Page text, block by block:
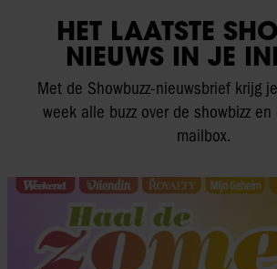
HET LAATSTE
NIEUWS IN JE
Met de Showbuzz-nieuwsbrief krijg
week alle buzz over de showbizz
mailbox.